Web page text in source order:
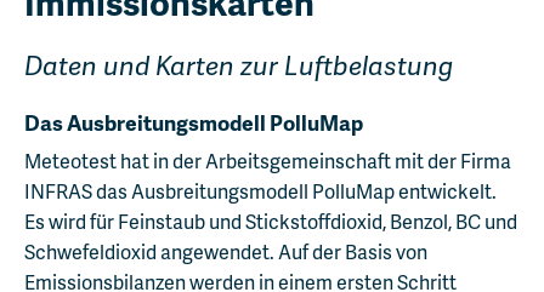
Daten und Karten zur Luftbelastung
Das Ausbreitungsmodell PolluMap
Meteotest hat in der Arbeitsgemeinschaft mit der Firma
INFRAS das Ausbreitungsmodell PolluMap entwickelt.
Es wird für Feinstaub und Stickstoffdioxid, Benzol, BC und
Schwefeldioxid angewendet. Auf der Basis von
Emissionsbilanzen werden in einem ersten Schritt